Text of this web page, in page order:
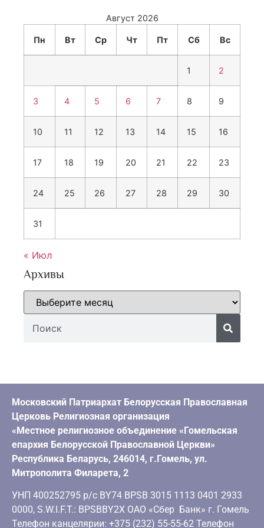
Август 2026
Пн Вт Ср Чт Пт Сб Вс
1 2
3 4 5 6 7 8 9
10 11 12 13 14 15 16
17 18 19 20 21 22 23
24 25 26 27 28 29 30
31
« Июл
Архивы
Московский Патриархат Белорусская Православная
Церковь Религиозная организация
«Местное религиозное объединение «Гомельская
епархия Белорусской Православной Церкви»
Республика Беларусь, 246014, г.Гомель, ул.
Митрополита Филарета, 2
УНП 400252795 р/с BY74 BPSB 3015 1113 0401 2933
0000, S.W.I.F.T.: BPSBBY2X ОАО «Сбер Банк» г. Гомель
Телефон канцелярии: +375 (232) 55-55-62 Телефон